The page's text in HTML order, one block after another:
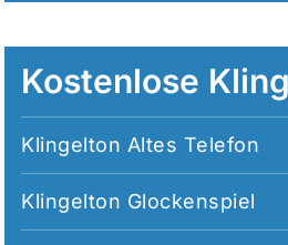
Kostenlose
Klingelton Altes Telefon
Klingelton Glockenspiel